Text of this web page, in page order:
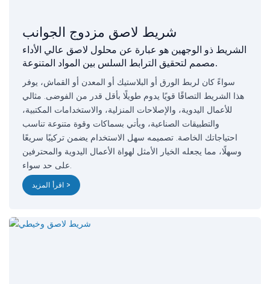
شريط لاصق مزدوج الجوانب
الشريط ذو الوجهين هو عبارة عن محلول لاصق عالي الأداء
مصمم لتحقيق الترابط السلس بين المواد المتنوعة.
سواءً كان لربط الورق أو البلاستيك أو المعدن أو القماش، يوفر
هذا الشريط التصاقًا قويًا يدوم طويلًا بأقل قدر من الفوضى. مثالي
للأعمال اليدوية، والإصلاحات المنزلية، والاستخدامات المكتبية،
والتطبيقات الصناعية، ويأتي بسماكات وقوة متنوعة تناسب
احتياجاتك الخاصة. تصميمه سهل الاستخدام يضمن تركيبًا سريعًا
وسهلًا، مما يجعله الخيار الأمثل لهواة الأعمال اليدوية والمحترفين
على حد سواء.
اقرأ المزيد >